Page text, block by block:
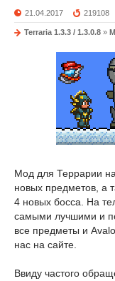
21.04.2017 219108
Terraria 1.3.3 / 1.3.0.8 »
Мод для Террарии
новых предметов, а
4 новых босса. На
самыми лучшими и
все предметы и
нас на сайте.
Ввиду частого